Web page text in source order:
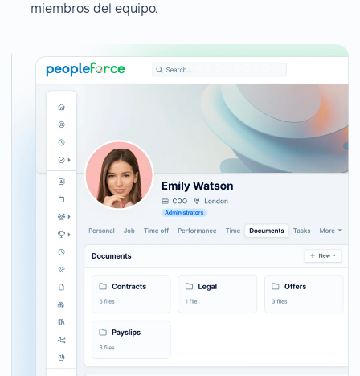
miembros del equipo.